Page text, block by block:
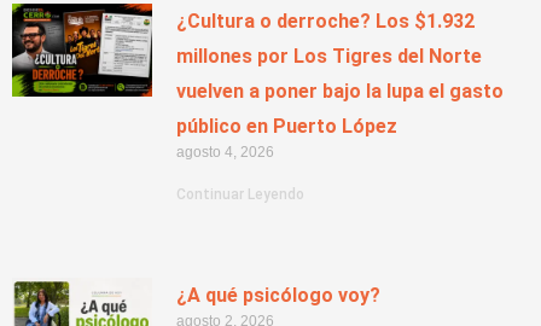
¿Cultura o derroche? Los $1.932
millones por Los Tigres del Norte
vuelven a poner bajo la lupa el gasto
público en Puerto López
agosto 4, 2026
Continuar Leyendo
¿A qué psicólogo voy?
agosto 2, 2026